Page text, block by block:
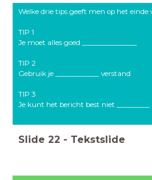
Welke drie tips geeft men op het
TIP 1
Je moet alles goed _______________
TIP 2
Gebruik je ____________ verstand
TIP 3
Je kunt het bericht best niet _________
Slide 22 - Tekstslide